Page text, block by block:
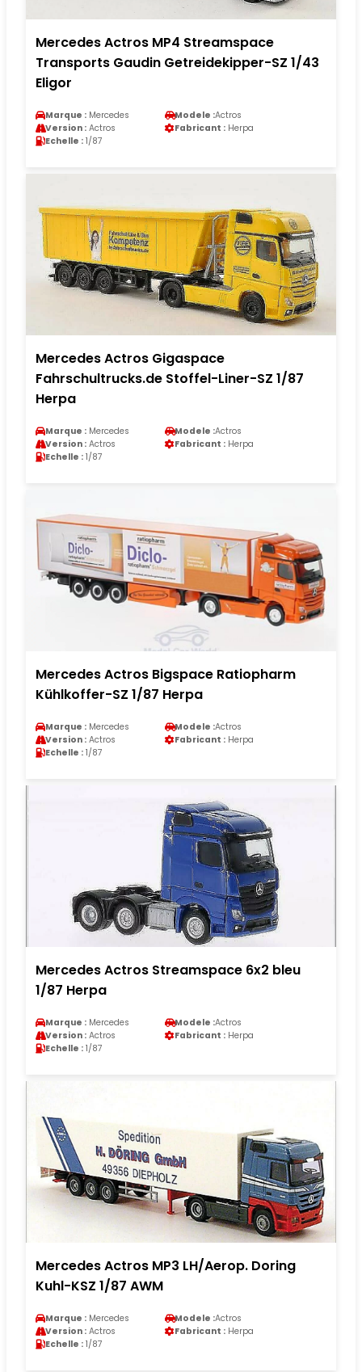
Mercedes Actros MP4 Streamspace
Transports Gaudin Getreidekipper-SZ 1/43
Eligor
Marque : Mercedes Modele :Actros
Version : Actros Fabricant : Herpa
Echelle : 1/87
Mercedes Actros Gigaspace
Fahrschultrucks.de Stoffel-Liner-SZ 1/87
Herpa
Marque : Mercedes Modele :Actros
Version : Actros Fabricant : Herpa
Echelle : 1/87
Mercedes Actros Bigspace Ratiopharm
Kühlkoffer-SZ 1/87 Herpa
Marque : Mercedes Modele :Actros
Version : Actros Fabricant : Herpa
Echelle : 1/87
Mercedes Actros Streamspace 6x2 bleu
1/87 Herpa
Marque : Mercedes Modele :Actros
Version : Actros Fabricant : Herpa
Echelle : 1/87
Mercedes Actros MP3 LH/Aerop. Doring
Kuhl-KSZ 1/87 AWM
Marque : Mercedes Modele :Actros
Version : Actros Fabricant : Herpa
Echelle : 1/87